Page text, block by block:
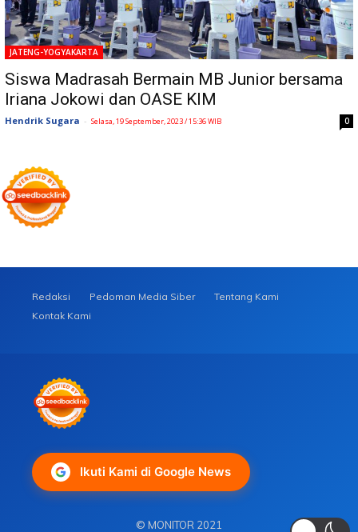
JATENG-YOGYAKARTA
Siswa Madrasah Bermain MB Junior bersama
Iriana Jokowi dan OASE KIM
Hendrik Sugara - Selasa, 19 September, 2023 / 15:36 WIB 0
Redaksi Pedoman Media Siber
Tentang Kami
Kontak Kami
Ikuti Kami di Google News
© MONITOR 2021